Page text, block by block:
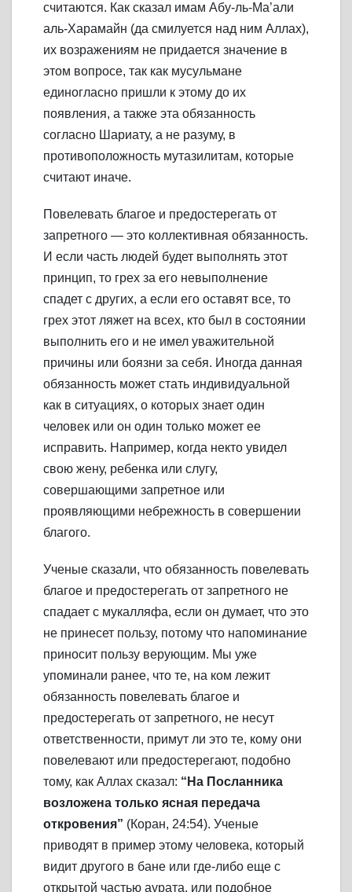
считаются. Как сказал имам Абу-ль-Ма’али
аль-Харамайн (да смилуется над ним Аллах),
их возражениям не придается значение в
этом вопросе, так как мусульмане
единогласно пришли к этому до их
появления, а также эта обязанность
согласно Шариату, а не разуму, в
противоположность мутазилитам, которые
считают иначе.
Повелевать благое и предостерегать от
запретного — это коллективная обязанность.
И если часть людей будет выполнять этот
принцип, то грех за его невыполнение
спадет с других, а если его оставят все, то
грех этот ляжет на всех, кто был в состоянии
выполнить его и не имел уважительной
причины или боязни за себя. Иногда данная
обязанность может стать индивидуальной
как в ситуациях, о которых знает один
человек или он один только может ее
исправить. Например, когда некто увидел
свою жену, ребенка или слугу,
совершающими запретное или
проявляющими небрежность в совершении
благого.
Ученые сказали, что обязанность повелевать
благое и предостерегать от запретного не
спадает с мукалляфа, если он думает, что это
не принесет пользу, потому что напоминание
приносит пользу верующим. Мы уже
упоминали ранее, что те, на ком лежит
обязанность повелевать благое и
предостерегать от запретного, не несут
ответственности, примут ли это те, кому они
повелевают или предостерегают, подобно
тому, как Аллах сказал: “На Посланника
возложена только ясная передача
откровения” (Коран, 24:54). Ученые
приводят в пример этому человека, который
видит другого в бане или где-либо еще с
открытой частью аурата, или подобное